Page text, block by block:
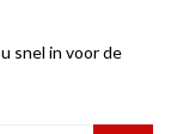
snel in voor de